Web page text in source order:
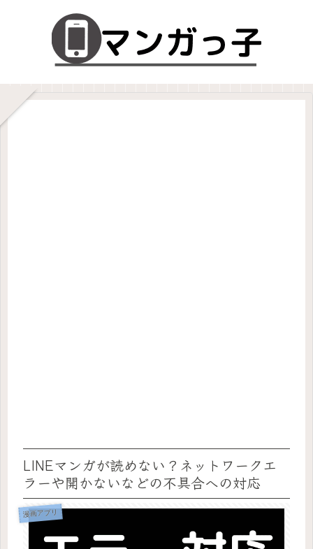
LINEマンガが読めない？ネットワークエ
ラーや開かないなどの不具合への対応
漫画アプリ